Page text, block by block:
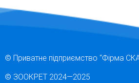
© Приватне підприємство “Фірма
© ЗООКРЕТ 2024—2025